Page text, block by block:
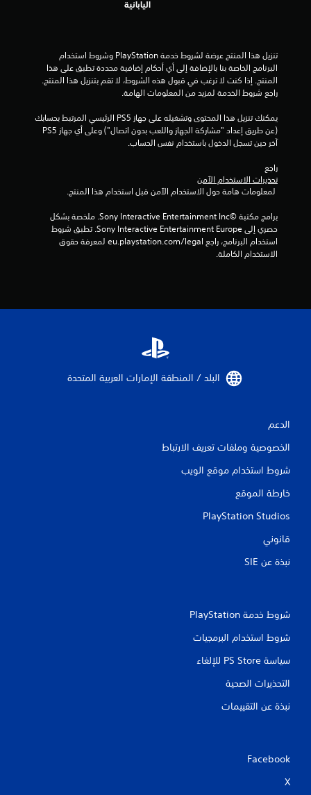
ق
ي
اليابانية
راجع شروط الخدمة لمزيد من المعلومات الهامة.
آخر حين تسجل الدخول باستخدام نفس الحساب.
راجع
تحذيرات الاستخدام الآمن
الاستخدام الكاملة.
البلد / المنطقة الإمارات العربية المتحدة‏
الدعم
الخصوصية وملفات تعريف الارتباط
شروط استخدام موقع الويب
خارطة الموقع
PlayStation Studios
قانوني
نبذة عن SIE‏
شروط خدمة PlayStation‏
شروط استخدام البرمجيات
سياسة PS Store للإلغاء
التحذيرات الصحية
نبذة عن التقييمات
Facebook
X